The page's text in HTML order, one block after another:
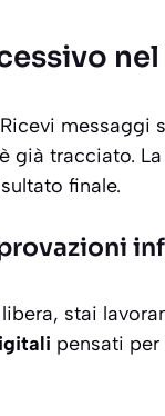
messaggi
già tracciato.
finale.
stai
pensati